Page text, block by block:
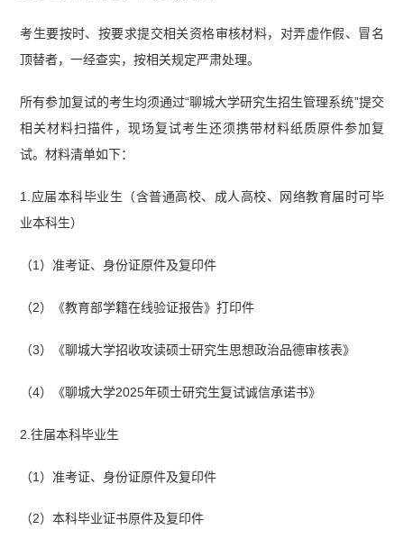
考生要按时、按要求提交相关资格审核材料，对弄虚作假、冒名
顶替者，一经查实，按相关规定严肃处理。
所有参加复试的考生均须通过“聊城大学研究生招生管理系统”提交
相关材料扫描件，现场复试考生还须携带材料纸质原件参加复
试。材料清单如下：
1.应届本科毕业生（含普通高校、成人高校、网络教育届时可毕
业本科生）
（1）准考证、身份证原件及复印件
（2）《教育部学籍在线验证报告》打印件
（3）《聊城大学招收攻读硕士研究生思想政治品德审核表》
（4）《聊城大学2025年硕士研究生复试诚信承诺书》
2.往届本科毕业生
（1）准考证、身份证原件及复印件
（2）本科毕业证书原件及复印件